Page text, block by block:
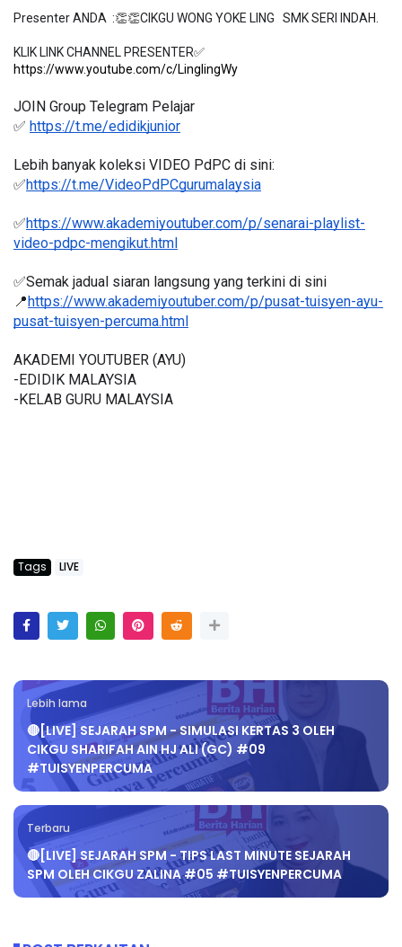
Presenter ANDA  :👏👏CIKGU WONG YOKE LING   SMK SERI INDAH.
https://www.youtube.com/c/LinglingWy
JOIN Group Telegram Pelajar
✅ https://t.me/edidikjunior
Lebih banyak koleksi VIDEO PdPC di sini:
✅https://t.me/VideoPdPCgurumalaysia
✅https://www.akademiyoutuber.com/p/senarai-playlist-
video-pdpc-mengikut.html
✅Semak jadual siaran langsung yang terkini di sini
📍 https://www.akademiyoutuber.com/p/pusat-tuisyen-ayu-
pusat-tuisyen-percuma.html
AKADEMI YOUTUBER (AYU)
-EDIDIK MALAYSIA
-KELAB GURU MALAYSIA
Tags LIVE
Lebih lama
🔴[LIVE] SEJARAH SPM - SIMULASI KERTAS 3 OLEH
CIKGU SHARIFAH AIN HJ ALI (GC) #09
#TUISYENPERCUMA
Terbaru
🔴[LIVE] SEJARAH SPM - TIPS LAST MINUTE SEJARAH
SPM OLEH CIKGU ZALINA #05 #TUISYENPERCUMA